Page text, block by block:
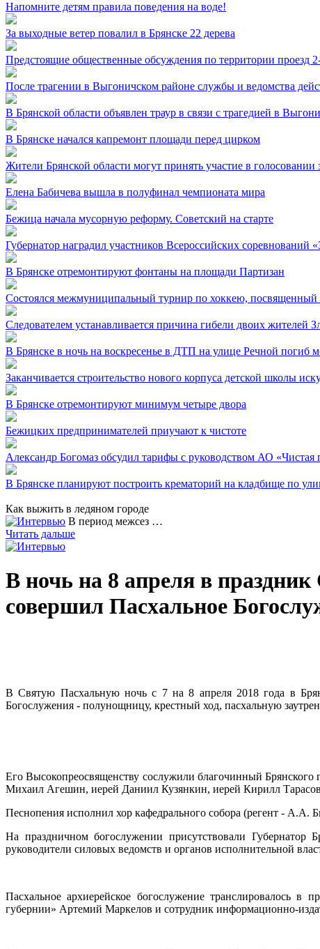
Напомните детям правила поведения на воде!
За выходные ветер повалил в Брянске 22 дерева
Предстоящие общественные обсуждения по территории проезд
После трагении в Выгоничском районе службы и ведомства
В Брянской области объявлен траур в связи с трагедией в
В Брянске начался капремонт площади перед цирком
Жители Брянской области могут принять участие в голосовании
Елена Бабичева вышла в полуфинал чемпионата мира
Бежица начала мусорную реформу. Советский на старте
Губернатор наградил участников Всероссийских
В Брянске отремонтируют фонтаны на площади Партизан
Состоялся межмуниципальный турнир по хоккею,
Следователем устанавливается причина гибели двоих жителей
В Брянске в ночь на воскресенье в ДТП на улице Речной погиб
Заканчивается строительство нового корпуса детской школы
В Брянске отремонтируют минимум четыре двора
Бежицких предпринимателей приучают к чистоте
Александр Богомаз обсудил тарифы с руководством АО «Чистая
В Брянске планируют построить крематорий на кладбище по
Как выжить в ледяном городе
В период межсез …
Читать дальше
В ночь на 8 апреля в
совершил Пасхальное
В Святую Пасхальную ночь с 7 на 8 апреля 2018 года в
Богослужения - полунощницу, крестный ход, пасхальную
Его Высокопреосвященству сослужили благочинный
Михаил Агешин, иерей Даниил Кузянкин, иерей Кирилл
Песнопения исполнил хор кафедрального собора (регент - А.А.
На праздничном богослужении присутствовали
руководители силовых ведомств и органов исполнительной
Пасхальное архиерейское богослужение транслировалось в
губернии» Артемий Маркелов и сотрудник информационно-